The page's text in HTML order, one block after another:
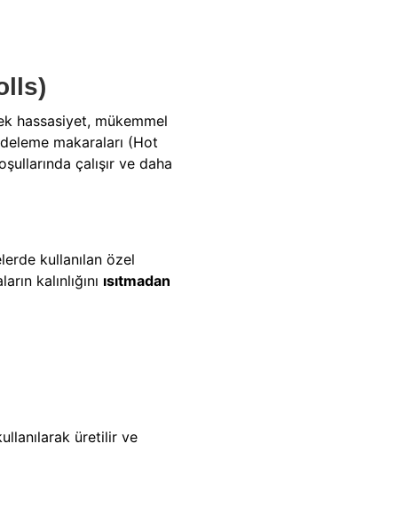
hassasiyet, mükemmel
makaraları (Hot
çalışır ve daha
kullanılan özel
kalınlığını ısıtmadan
üretilir ve